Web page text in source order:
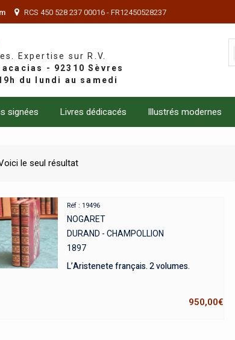
RCS 450 528 237 00016 - FR12450528237
Expertise sur R.V.
signées Livres dédicacés Illustrés modernes
le seul résultat
Réf : 19496
NOGARET
DURAND - CHAMPOLLION
1897
L’Aristenete français. 2 volumes.
950,00€